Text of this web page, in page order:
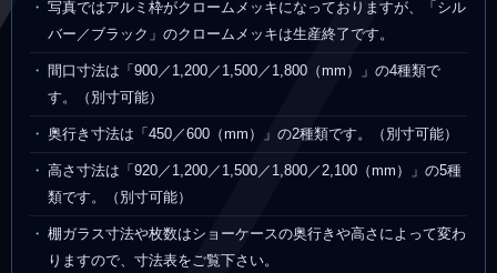
写真ではアルミ枠がクロームメッキになっておりますが、「シル
バー／ブラック」のクロームメッキは生産終了です。
間口寸法は「900／1,200／1,500／1,800（mm）」の4種類で
す。（別寸可能）
奥行き寸法は「450／600（mm）」の2種類です。（別寸可能）
高さ寸法は「920／1,200／1,500／1,800／2,100（mm）」の5種
類です。（別寸可能）
棚ガラス寸法や枚数はショーケースの奥行きや高さによって変わ
りますので、寸法表をご覧下さい。